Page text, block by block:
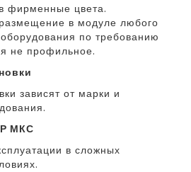
фирменные цвета.
в модуле любого
по требованию
не профильное.
зависят от марки и
МКС
в сложных